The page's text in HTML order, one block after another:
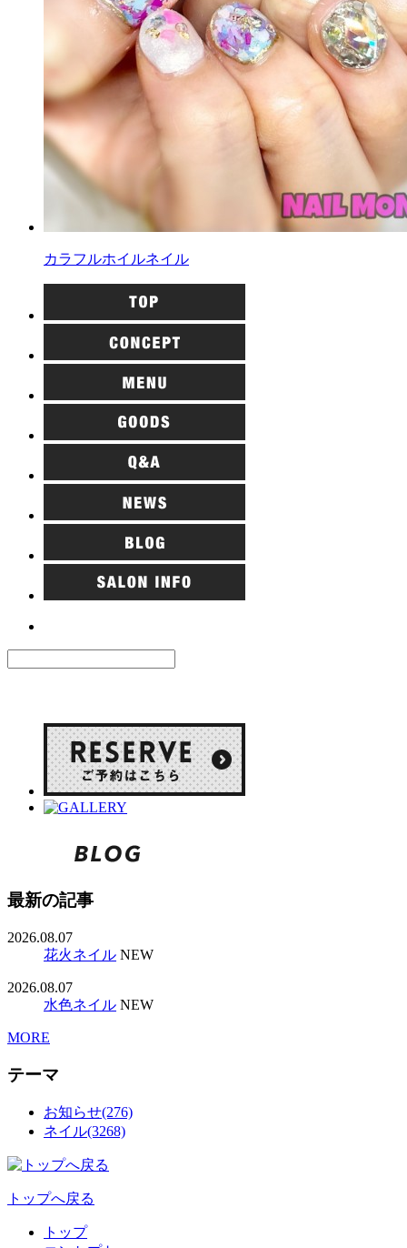
カラフルホイルネイル
最新の記事
2026.08.07
花火ネイル NEW
2026.08.07
水色ネイル NEW
MORE
テーマ
お知らせ(276)
ネイル(3268)
トップへ戻る
トップ